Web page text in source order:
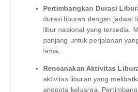
Pertimbangkan Durasi
durasi liburan dengan jadwal
libur nasional yang tersedia.
panjang untuk perjalanan
lama.
Rencanakan Aktivitas
aktivitas liburan yang
anggota keluarga.